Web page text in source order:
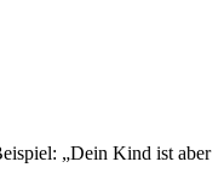
„Dein Kind ist aber